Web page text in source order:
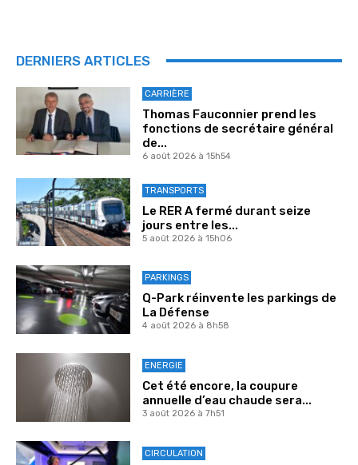
DERNIERS ARTICLES
CARRIÈRE
Thomas Fauconnier prend les
fonctions de secrétaire général
de...
6 août 2026 à 15h54
TRANSPORTS
Le RER A fermé durant seize
jours entre les...
5 août 2026 à 15h06
PARKINGS
Q-Park réinvente les parkings de
La Défense
4 août 2026 à 8h58
ENERGIE
Cet été encore, la coupure
annuelle d’eau chaude sera...
3 août 2026 à 7h51
CIRCULATION